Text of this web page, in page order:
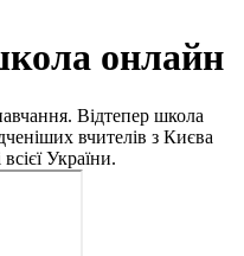
онлайн
Відтепер школа
вчителів з Києва
України.